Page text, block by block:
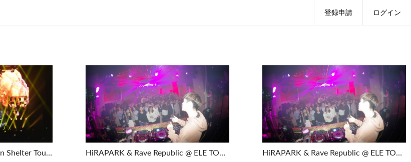
登録申請 ログイン
Madeon & Porter Robinson Shelter Tour Tokyo HiRAPARK & Rave Republic @ ELE TOKYO HiRAPARK & Rave Republic @ ELE TOKYO